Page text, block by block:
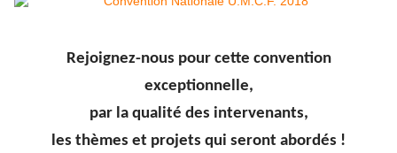
Rejoignez-nous pour cette convention
exceptionnelle,
par la qualité des intervenants,
les thèmes et projets qui seront abordés !